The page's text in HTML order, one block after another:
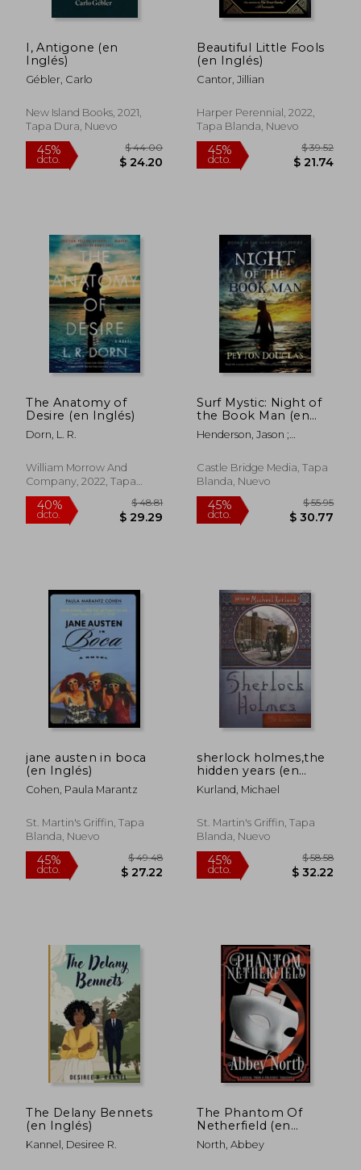
$ 30.92
I, Antigone (en
Inglés)
Gébler, Carlo
New Island Books, 2021,
Tapa Dura, Nuevo
45%
dcto.
$ 44.00
$ 24.20
Beautiful Little Fools
(en Inglés)
Cantor, Jillian
Harper Perennial, 2022,
Tapa Blanda, Nuevo
45%
dcto. $
The Anatomy of
Desire (en Inglés)
Dorn, L. R.
William Morrow And
Company, 2022, Tapa
Blanda, Nuevo
40% $ 48.81
Surf Mystic: Night of
the Book Man (en
Inglés)
Henderson, Jason ;
Castle Bridge Media, Tapa
Blanda, Nuevo
45%
jane austen in boca
(en Inglés)
Cohen, Paula Marantz
St. Martin's Griffin, Tapa
Blanda, Nuevo
sherlock holmes,the
hidden years (en
Inglés)
Kurland, Michael
St. Martin's Griffin, Tapa
Blanda, Nuevo
The Delany Bennets
(en Inglés)
Kannel, Desiree R.
The Phantom Of
Netherfield (en
Inglés)
North, Abbey